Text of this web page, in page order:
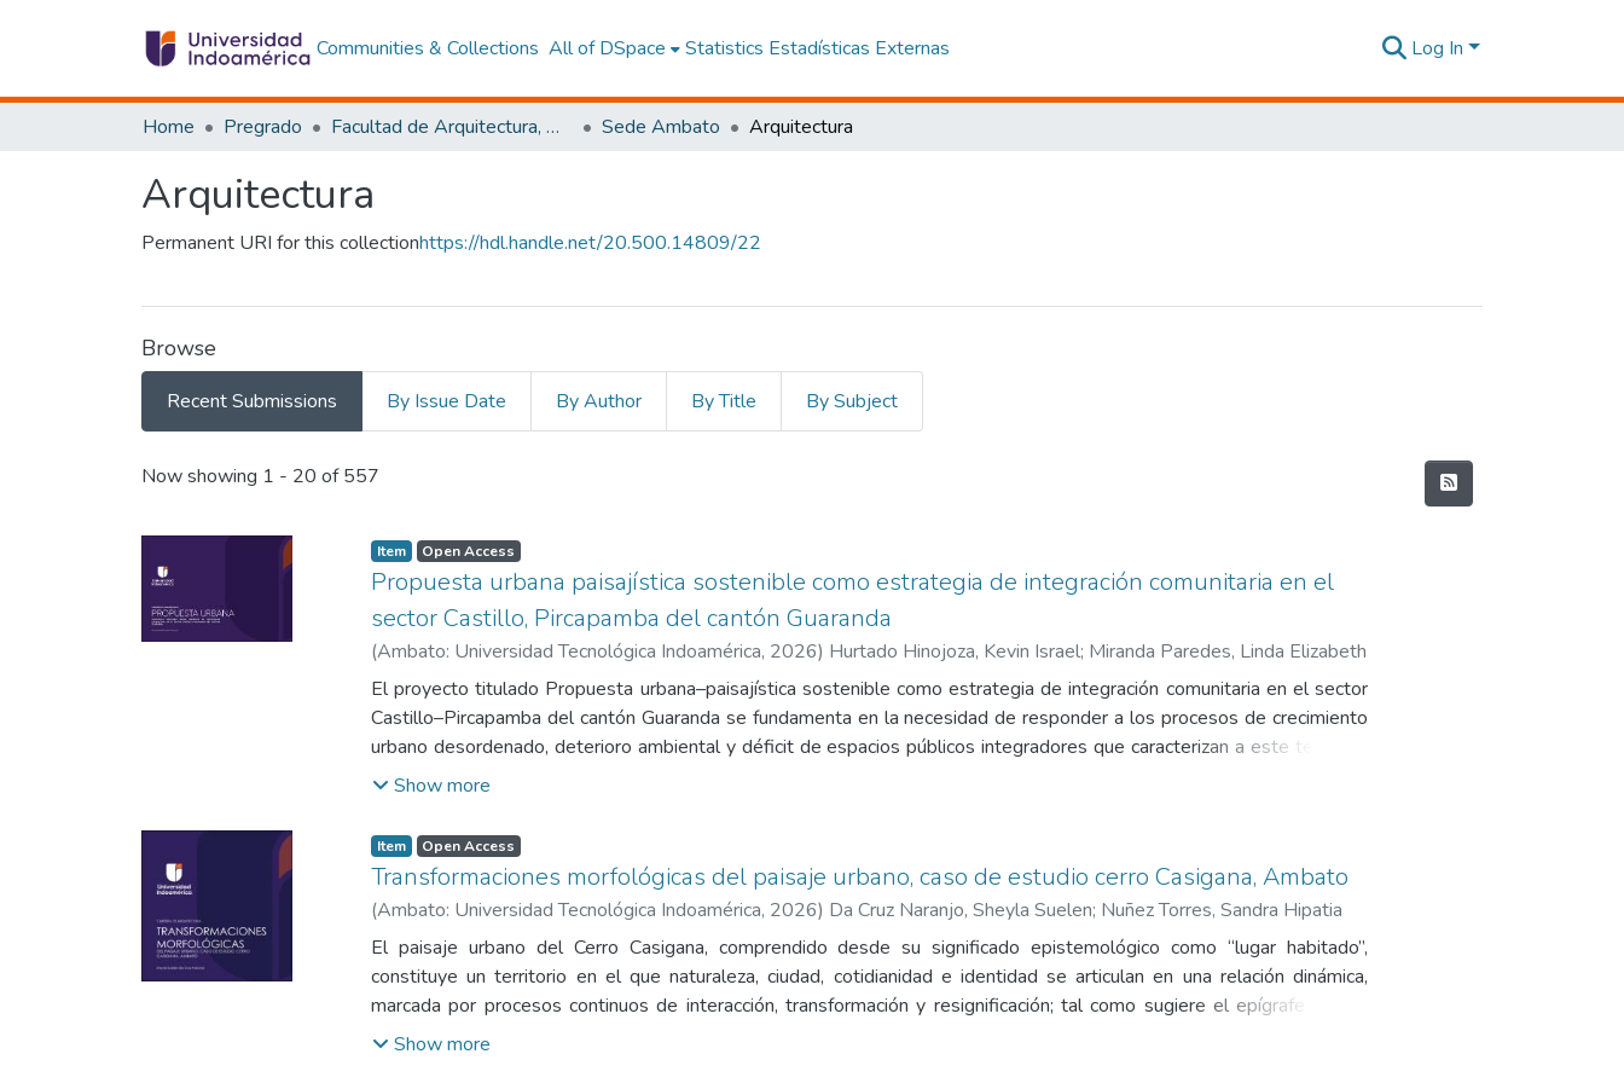
Communities & Collections All of DSpace Statistics Estadísticas Externas Log In
Home Pregrado Facultad de Arquitectura, Artes y Diseño Sede Ambato Arquitectura
Arquitectura
Permanent URI for this collectionhttps://hdl.handle.net/20.500.14809/22
Browse
Recent Submissions By Issue Date By Author By Title By Subject
Recent Submissions
Now showing 1 - 20 of 557
Item Open Access
Propuesta urbana paisajística sostenible como estrategia de integración comunitaria en el
sector Castillo, Pircapamba del cantón Guaranda
(Ambato: Universidad Tecnológica Indoamérica, 2026) Hurtado Hinojoza, Kevin Israel; Miranda Paredes, Linda Elizabeth
El proyecto titulado Propuesta urbana–paisajística sostenible como estrategia de integración comunitaria en el sector
Castillo–Pircapamba del cantón Guaranda se fundamenta en la necesidad de responder a los procesos de crecimiento
urbano desordenado, deterioro ambiental y déficit de espacios públicos integradores que caracterizan a este territorio
de transición urbano-rural, reconocido por su alto valor paisajístico y natural pero actualmente subutilizado. En este
fortalecer la integración comunitaria, la conservación ambiental y el bienestar social mediante la recuperación del paisaje
como elemento estructurante del territorio. Metodológicamente, se desarrolló un enfoque cualitativo-proyectual
sustentado en un diagnóstico integral que incluyó levantamiento cartográfico, observación in situ, entrevistas
comunitarias, fichas de análisis territorial y revisión de referentes de paisajismo sostenible, permitiendo establecer
lineamientos de diseño coherentes con la realidad física, social y ambiental del sector. Los resultados evidencian un
significativo potencial ecológico y recreativo limitado por la contaminación del río Guaranda, la escasez de
infraestructura pública y la fragmentación del tejido social, lo que condujo a la formulación de una propuesta que integra
infraestructura verde, senderos ecológicos, espacios recreativos, mobiliario urbano inclusivo y estrategias de educación
Show more
Item Open Access
Transformaciones morfológicas del paisaje urbano, caso de estudio cerro Casigana, Ambato
(Ambato: Universidad Tecnológica Indoamérica, 2026) Da Cruz Naranjo, Sheyla Suelen; Nuñez Torres, Sandra Hipatia
El paisaje urbano del Cerro Casigana, comprendido desde su significado epistemológico como “lugar habitado”,
constituye un territorio en el que naturaleza, ciudad, cotidianidad e identidad se articulan en una relación dinámica,
marcada por procesos continuos de interacción, transformación y resignificación; tal como sugiere el epígrafe que lo
reconoce como una morada colectiva construida desde la experiencia y la identidad, el Cerro Casigana se consolida
Show more